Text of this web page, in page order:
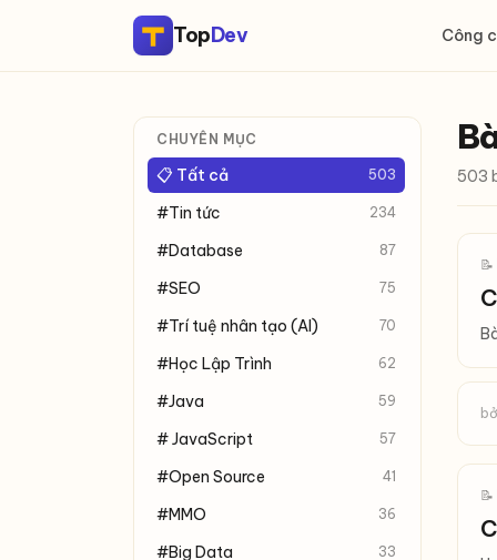
TopDev Công
CHUYÊN MỤC
📋 Tất cả 503
#Tin tức 234
#Database 87
#SEO 75
#Trí tuệ nhân tạo (AI) 70
#Học Lập Trình 62
#Java 59
# JavaScript 57
#Open Source 41
#MMO 36
#Big Data 33
503